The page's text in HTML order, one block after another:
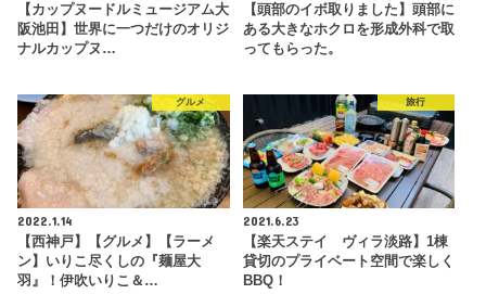
【カップヌードルミュージアム大
阪池田】世界に一つだけのオリジ
ナルカップヌ…
【頭部のイボ取りました】頭部に
ある大きなホクロを形成外科で取
ってもらった。
グルメ
2022.1.14
【西神戸】【グルメ】【ラーメ
ン】いりこ尽くしの『麺屋大
羽』！伊吹いりこ＆…
旅行
2021.6.23
【楽天ステイ ヴィラ淡路】1棟
貸切のプライベート空間で楽しく
BBQ！